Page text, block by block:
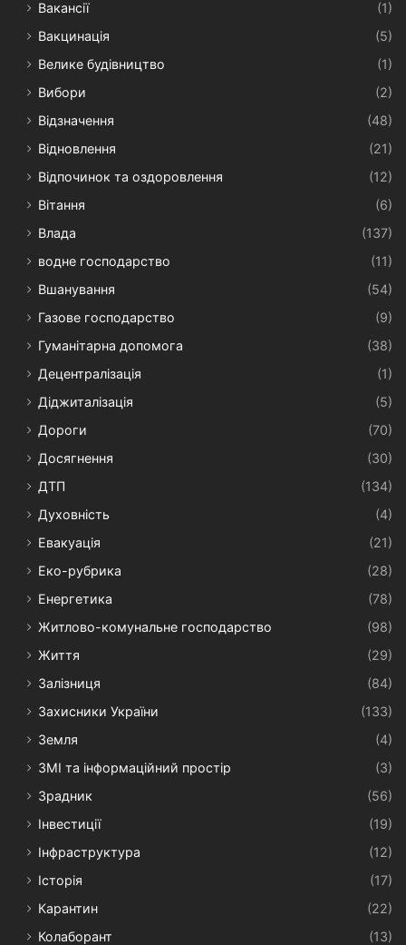
Вакансії
(1)
Вакцинація
(5)
Велике будівництво
(1)
Вибори
(2)
Відзначення
(48)
Відновлення
(21)
Відпочинок та оздоровлення
(12)
Вітання
(6)
Влада
(137)
водне господарство
(11)
Вшанування
(54)
Газове господарство
(9)
Гуманітарна допомога
(38)
Децентралізація
(1)
Діджиталізація
(5)
Дороги
(70)
Досягнення
(30)
ДТП
(134)
Духовність
(4)
Евакуація
(21)
Еко-рубрика
(28)
Енергетика
(78)
Житлово-комунальне господарство
(98)
Життя
(29)
Залізниця
(84)
Захисники України
(133)
Земля
(4)
ЗМІ та інформаційний простір
(3)
Зрадник
(56)
Інвестиції
(19)
Інфраструктура
(12)
Історія
(17)
Карантин
(22)
Колаборант
(13)